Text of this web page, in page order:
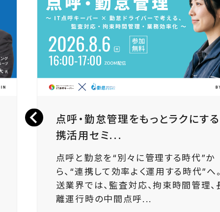
点呼・勤怠管理をもっとラクにす
携活用セミ...
点呼と勤怠を“別々に管理する時代”か
ら、“連携して効率よく運用する時代”へ
送業界では、監査対応、拘束時間管理、
離運行時の中間点呼...